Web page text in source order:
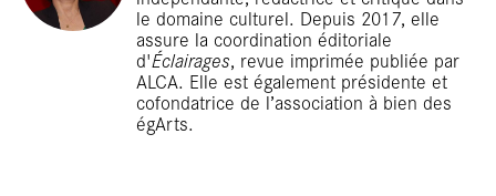
le domaine culturel. Depuis 2017, elle
assure la coordination éditoriale
d'Éclairages, revue imprimée publiée par
ALCA. Elle est également présidente et
cofondatrice de l’association à bien des
égArts.